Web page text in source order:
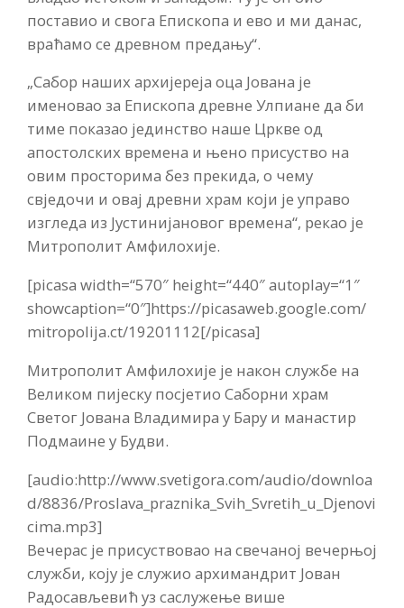
поставио и свога Епископа и ево и ми данас,
враћамо се древном предању“.
„Сабор наших архијереја оца Јована је
именовао за Епископа древне Улпиане да би
тиме показао јединство наше Цркве од
апостолских времена и њено присуство на
овим просторима без прекида, о чему
свједочи и овај древни храм који је управо
изгледа из Јустинијановог времена“, рекао је
Митрополит Амфилохије.
[picasa width=“570″ height=“440″ autoplay=“1″
showcaption=“0″]https://picasaweb.google.com/
mitropolija.ct/19201112[/picasa]
Митрополит Амфилохије је након службе на
Великом пијеску посјетио Саборни храм
Светог Јована Владимира у Бару и манастир
Подмаине у Будви.
[audio:http://www.svetigora.com/audio/downloa
d/8836/Proslava_praznika_Svih_Svretih_u_Djenovi
cima.mp3]
Вечерас је присуствовао на свечаној вечерњој
служби, коју је служио архимандрит Јован
Радосављевић уз саслужење више